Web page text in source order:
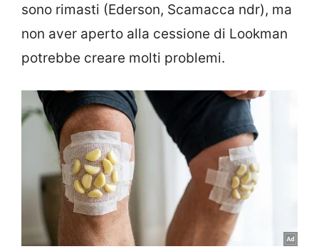
sono rimasti (Ederson, Scamacca ndr), ma
non aver aperto alla cessione di Lookman
potrebbe creare molti problemi.